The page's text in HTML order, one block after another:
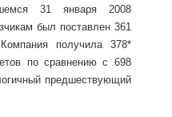
31 января 2008
был поставлен 361
получила 378*
в по сравнению с 698
предшествующий